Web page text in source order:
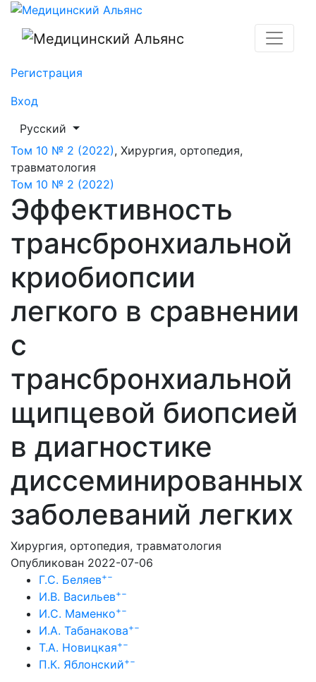
Эффективность трансбронхиальной криобиопсии
Регистрация
Вход
##plugins.themes.healthSciences.language.toggle##
Русский
Том 10 № 2 (2022), Хирургия, ортопедия,
травматология
Том 10 № 2 (2022)
Эффективность
трансбронхиальной
криобиопсии
легкого в сравнении
с
трансбронхиальной
щипцевой биопсией
в диагностике
диссеминированных
заболеваний легких
Хирургия, ортопедия, травматология
Опубликован 2022-07-06
Г.С. Беляев+−
И.В. Васильев+−
И.С. Маменко+−
И.А. Табанакова+−
Т.А. Новицкая+−
П.К. Яблонский+−